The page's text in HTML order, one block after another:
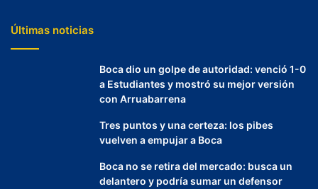
Últimas noticias
Boca dio un golpe de autoridad: venció 1-0
a Estudiantes y mostró su mejor versión
con Arruabarrena
Tres puntos y una certeza: los pibes
vuelven a empujar a Boca
Boca no se retira del mercado: busca un
delantero y podría sumar un defensor